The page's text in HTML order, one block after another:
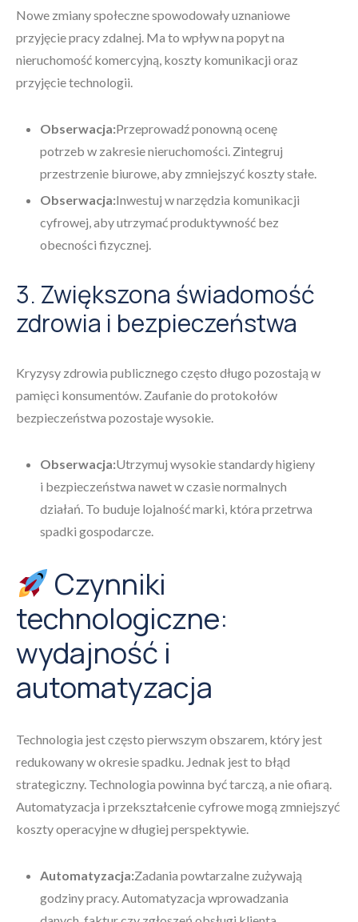
Nowe zmiany społeczne spowodowały uznaniowe
przyjęcie pracy zdalnej. Ma to wpływ na popyt na
nieruchomość komercyjną, koszty komunikacji oraz
przyjęcie technologii.
Obserwacja:Przeprowadź ponowną ocenę
potrzeb w zakresie nieruchomości. Zintegruj
przestrzenie biurowe, aby zmniejszyć koszty stałe.
Obserwacja:Inwestuj w narzędzia komunikacji
cyfrowej, aby utrzymać produktywność bez
obecności fizycznej.
3. Zwiększona świadomość
zdrowia i bezpieczeństwa
Kryzysy zdrowia publicznego często długo pozostają w
pamięci konsumentów. Zaufanie do protokołów
bezpieczeństwa pozostaje wysokie.
Obserwacja:Utrzymuj wysokie standardy higieny
i bezpieczeństwa nawet w czasie normalnych
działań. To buduje lojalność marki, która przetrwa
spadki gospodarcze.
Czynniki
technologiczne:
wydajność i
automatyzacja
Technologia jest często pierwszym obszarem, który jest
redukowany w okresie spadku. Jednak jest to błąd
strategiczny. Technologia powinna być tarczą, a nie ofiarą.
Automatyzacja i przekształcenie cyfrowe mogą zmniejszyć
koszty operacyjne w długiej perspektywie.
Automatyzacja:Zadania powtarzalne zużywają
godziny pracy. Automatyzacja wprowadzania